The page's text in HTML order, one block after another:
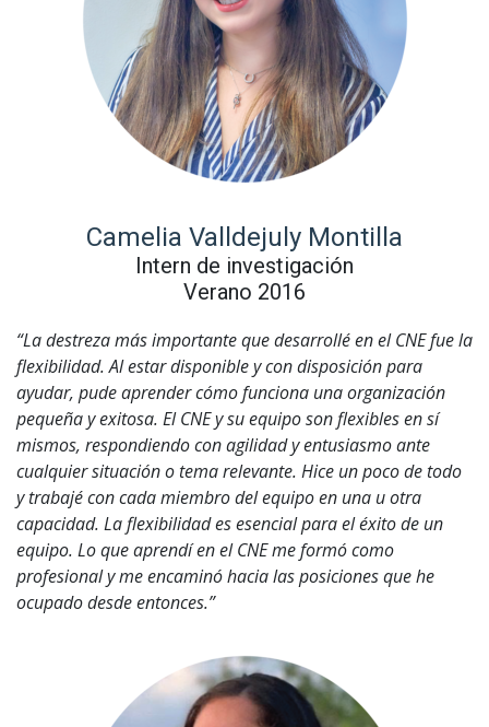
Camelia Valldejuly Montilla
Intern de investigación
Verano 2016
“La destreza más importante que desarrollé en el CNE fue la
flexibilidad. Al estar disponible y con disposición para
ayudar, pude aprender cómo funciona una organización
pequeña y exitosa. El CNE y su equipo son flexibles en sí
mismos, respondiendo con agilidad y entusiasmo ante
cualquier situación o tema relevante. Hice un poco de todo
y trabajé con cada miembro del equipo en una u otra
capacidad. La flexibilidad es esencial para el éxito de un
equipo. Lo que aprendí en el CNE me formó como
profesional y me encaminó hacia las posiciones que he
ocupado desde entonces.”